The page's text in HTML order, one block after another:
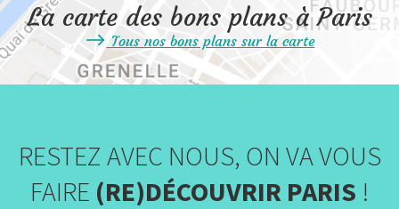
La carte des bons plans à Paris
Tous nos bons plans sur la carte
RESTEZ AVEC NOUS, ON VA VOUS
FAIRE (RE)DÉCOUVRIR PARIS !